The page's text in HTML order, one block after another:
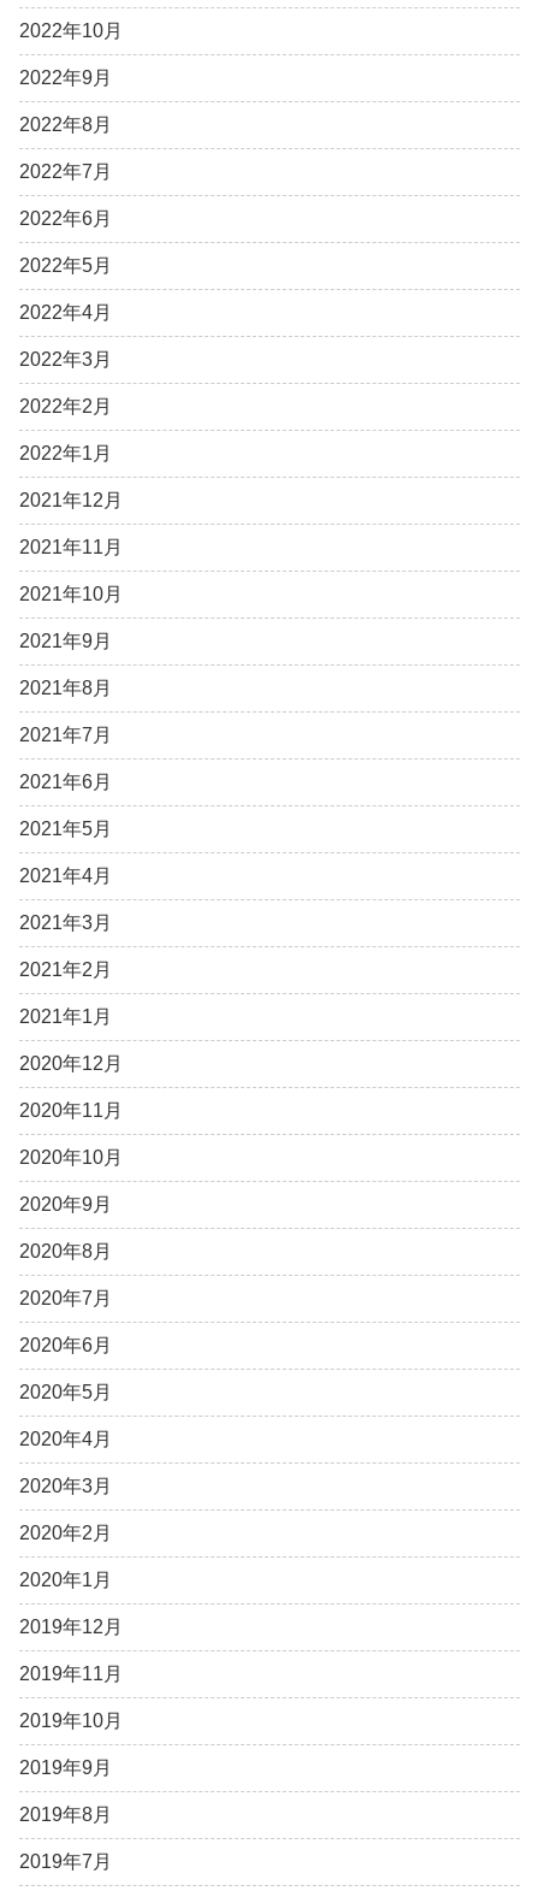
2022年10月
2022年9月
2022年8月
2022年7月
2022年6月
2022年5月
2022年4月
2022年3月
2022年2月
2022年1月
2021年12月
2021年11月
2021年10月
2021年9月
2021年8月
2021年7月
2021年6月
2021年5月
2021年4月
2021年3月
2021年2月
2021年1月
2020年12月
2020年11月
2020年10月
2020年9月
2020年8月
2020年7月
2020年6月
2020年5月
2020年4月
2020年3月
2020年2月
2020年1月
2019年12月
2019年11月
2019年10月
2019年9月
2019年8月
2019年7月